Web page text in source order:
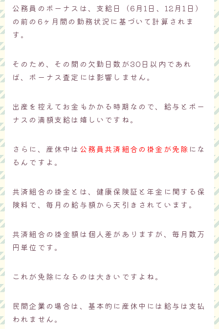
公務員のボーナスは、支給日（6月1日、12月1日）
の前の6ヶ月間の勤務状況に基づいて計算されま
す。
そのため、その間の欠勤日数が30日以内であれ
ば、ボーナス査定には影響しません。
出産を控えてお金もかかる時期なので、給与とボー
ナスの満額支給は嬉しいですね。
さらに、産休中は 公務員共済組合の掛金が免除 にな
るんですよ。
共済組合の掛金とは、健康保険証と年金に関する保
険料で、毎月の給与額から天引きされています。
共済組合の掛金額は個人差がありますが、毎月数万
円単位です。
これが免除になるのは大きいですよね。
民間企業の場合は、基本的に産休中には給与は支払
われません。